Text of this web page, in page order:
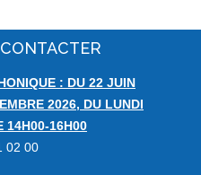
: DU 22 JUIN
2026, DU LUNDI
14H00-16H00
02 00